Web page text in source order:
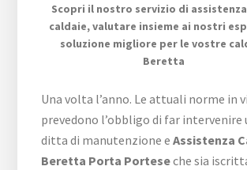
Scopri il nostro servizio di
caldaie, valutare insieme ai nostri
soluzione migliore per le vostre
Beretta
Una volta l’anno. Le attuali norme in
prevedono l’obbligo di far intervenire
ditta di manutenzione eAssistenza
Beretta Porta Porteseche sia